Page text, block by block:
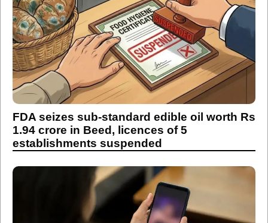
FDA seizes sub-standard edible oil worth Rs
1.94 crore in Beed, licences of 5
establishments suspended